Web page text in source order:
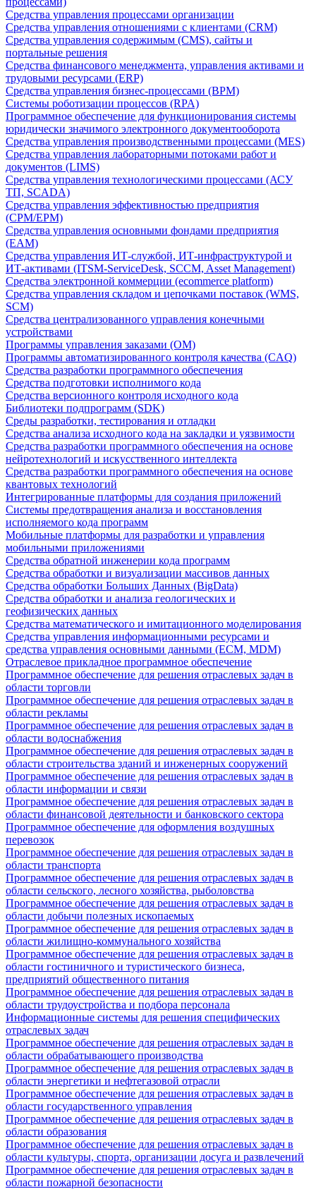
Средства управления процессами организации
Средства управления отношениями с клиентами (CRM)
Средства управления содержимым (CMS), сайты и
портальные решения
Средства финансового менеджмента, управления активами и
трудовыми ресурсами (ERP)
Средства управления бизнес-процессами (BPM)
Системы роботизации процессов (RPA)
Программное обеспечение для функционирования системы
юридически значимого электронного документооборота
Средства управления производственными процессами (MES)
Средства управления лабораторными потоками работ и
документов (LIMS)
Средства управления технологическими процессами (АСУ
ТП, SCADA)
Средства управления эффективностью предприятия
(CPM/EPM)
Средства управления основными фондами предприятия
(EAM)
Средства управления ИТ-службой, ИТ-инфраструктурой и
ИТ-активами (ITSM-ServiceDesk, SCCM, Asset Management)
Средства электронной коммерции (ecommerce platform)
Средства управления складом и цепочками поставок (WMS,
SCM)
Средства централизованного управления конечными
устройствами
Программы управления заказами (OM)
Программы автоматизированного контроля качества (CAQ)
Средства разработки программного обеспечения
Средства подготовки исполнимого кода
Средства версионного контроля исходного кода
Библиотеки подпрограмм (SDK)
Среды разработки, тестирования и отладки
Средства анализа исходного кода на закладки и уязвимости
Средства разработки программного обеспечения на основе
нейротехнологий и искусственного интеллекта
Средства разработки программного обеспечения на основе
квантовых технологий
Интегрированные платформы для создания приложений
Системы предотвращения анализа и восстановления
исполняемого кода программ
Мобильные платформы для разработки и управления
мобильными приложениями
Средства обратной инженерии кода программ
Средства обработки и визуализации массивов данных
Средства обработки Больших Данных (BigData)
Средства обработки и анализа геологических и
геофизических данных
Средства математического и имитационного моделирования
Средства управления информационными ресурсами и
средства управления основными данными (ECM, MDM)
Отраслевое прикладное программное обеспечение
Программное обеспечение для решения отраслевых задач в
области торговли
Программное обеспечение для решения отраслевых задач в
области рекламы
Программное обеспечение для решения отраслевых задач в
области водоснабжения
Программное обеспечение для решения отраслевых задач в
области строительства зданий и инженерных сооружений
Программное обеспечение для решения отраслевых задач в
области информации и связи
Программное обеспечение для решения отраслевых задач в
области финансовой деятельности и банковского сектора
Программное обеспечение для оформления воздушных
перевозок
Программное обеспечение для решения отраслевых задач в
области транспорта
Программное обеспечение для решения отраслевых задач в
области сельского, лесного хозяйства, рыболовства
Программное обеспечение для решения отраслевых задач в
области добычи полезных ископаемых
Программное обеспечение для решения отраслевых задач в
области жилищно-коммунального хозяйства
Программное обеспечение для решения отраслевых задач в
области гостиничного и туристического бизнеса,
предприятий общественного питания
Программное обеспечение для решения отраслевых задач в
области трудоустройства и подбора персонала
Информационные системы для решения специфических
отраслевых задач
Программное обеспечение для решения отраслевых задач в
области обрабатывающего производства
Программное обеспечение для решения отраслевых задач в
области энергетики и нефтегазовой отрасли
Программное обеспечение для решения отраслевых задач в
области государственного управления
Программное обеспечение для решения отраслевых задач в
области образования
Программное обеспечение для решения отраслевых задач в
области культуры, спорта, организации досуга и развлечений
Программное обеспечение для решения отраслевых задач в
области пожарной безопасности